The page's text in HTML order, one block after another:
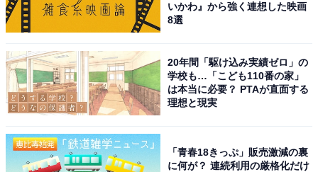
いかわ』から強く連想した映画
8選
20年間「駆け込み実績ゼロ」の
学校も…「こども110番の家」
は本当に必要？ PTAが直面する
理想と現実
「青春18きっぷ」販売激減の裏
に何が？ 連続利用の厳格化だけ